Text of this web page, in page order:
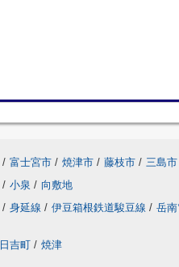
/ 富士宮市 / 焼津市 / 藤枝市 / 三島市
/ 小泉 / 向敷地
/ 身延線 / 伊豆箱根鉄道駿豆線 / 岳
日吉町 / 焼津